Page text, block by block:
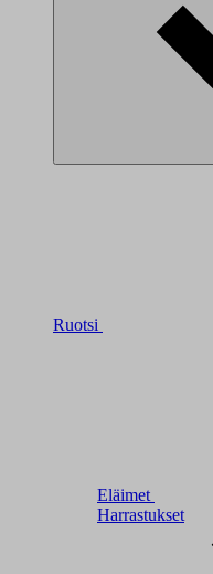
Ruotsi
Eläimet
Harrastukset